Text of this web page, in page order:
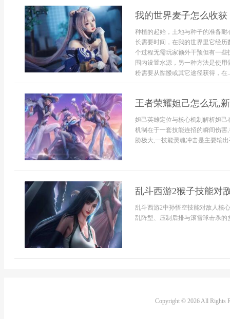
我的世界麦子怎么收
种植的起始，土地与种子的准备
长需要时间，在我的世界里它经
个过程无需玩家额外干预但有一
围内设置水源，另一种方法是使
粉需要从骷髅或其它途径获得，在
王者荣耀妲己怎么玩,
妲己英雄定位与核心机制解析妲
机制在于一套技能连招的瞬间伤
胁极大,一技能灵魂冲击是主要输
乱斗西游2猴子技能对
乱斗西游2中孙悟空技能对敌人核
乱阵型、压制后排与滚雪球击杀
Copyright © 2026 All Rights